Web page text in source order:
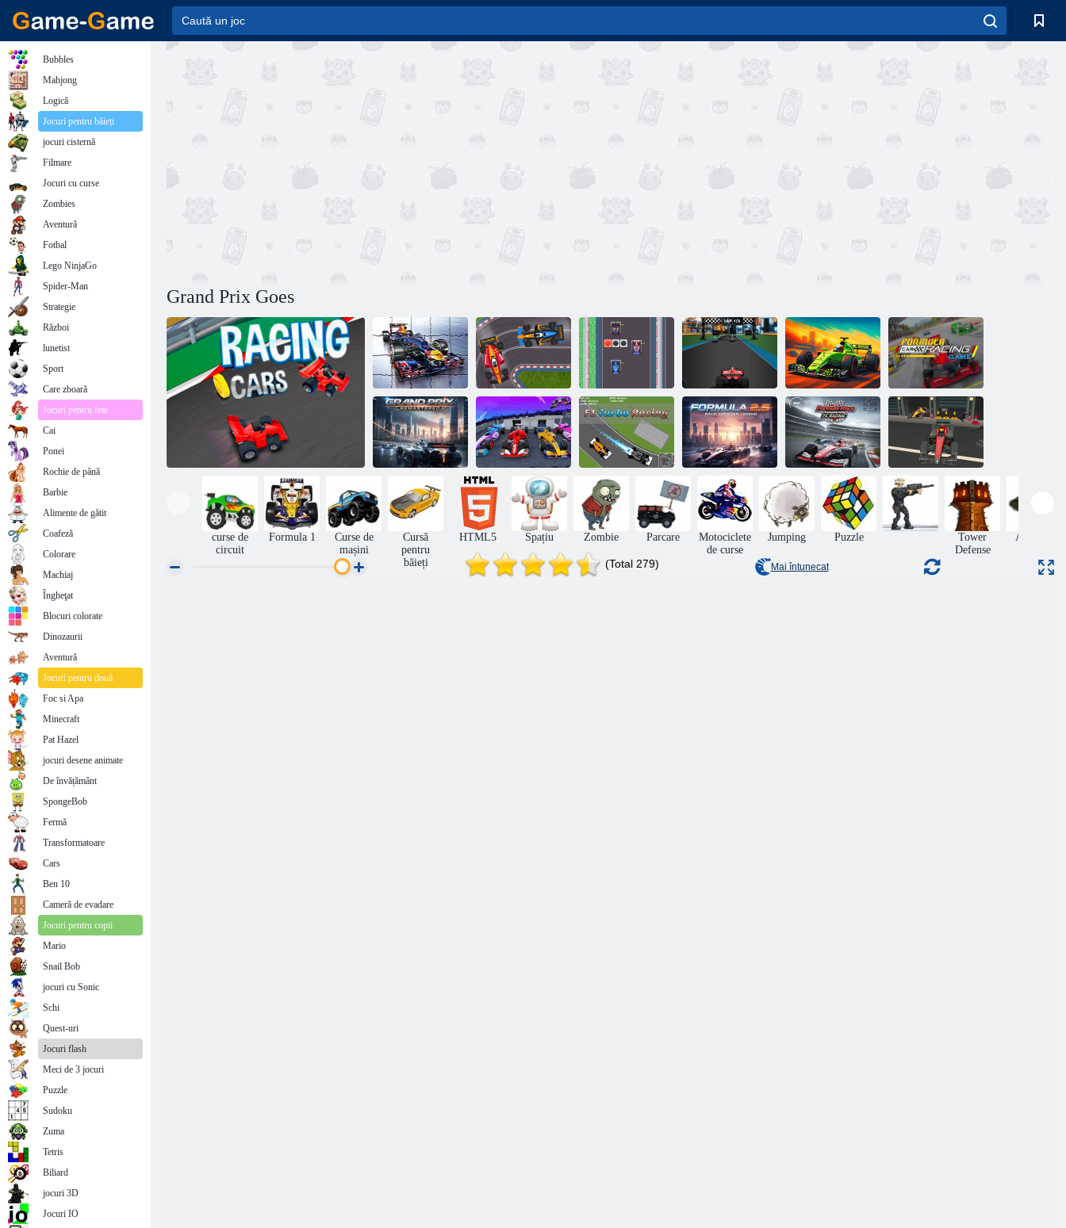
Grand Prix Goes
F1 puzzle jigsaw
Curse de
formulă
Rapid Apex
Rush
Formula Rush
Formula trafic
de trafic
Jocuri de curse
cu mașini de
formulă
Grand Prix
Joc de curse cu
mașini de
formulă
F1 Turbo
Racing
Formula Race
Championship
F1 Racing
Formula F1
Race Lite
curse de
circuit
Formula 1
Curse de
mașini
Cursă
pentru
băieți
HTML5 Spațiu Zombie Parcare
Motociclete
de curse
Jumping Puzzle
Tower
Defense
Aventuri
(Total 279) Mai întunecat
Bubbles
Mahjong
Logică
Jocuri pentru băieți
jocuri cisternă
Filmare
Jocuri cu curse
Zombies
Aventură
Fotbal
Lego NinjaGo
Spider-Man
Strategie
Război
lunetist
Sport
Care zboară
Jocuri pentru fete
Cai
Ponei
Rochie de până
Barbie
Alimente de gătit
Coafeză
Colorare
Machiaj
Îngheţat
Blocuri colorate
Dinozaurii
Aventură
Jocuri pentru două
Foc si Apa
Minecraft
Pat Hazel
jocuri desene animate
De învățământ
SpongeBob
Fermă
Transformatoare
Cars
Ben 10
Cameră de evadare
Jocuri pentru copii
Mario
Snail Bob
jocuri cu Sonic
Schi
Quest-uri
Jocuri flash
Meci de 3 jocuri
Puzzle
Sudoku
Zuma
Tetris
Biliard
jocuri 3D
Jocuri IO